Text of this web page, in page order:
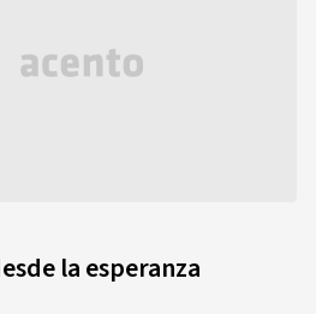
la esperanza